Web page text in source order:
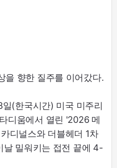
을 향한 질주를 이어갔다.
(한국시간) 미국 미주리
디움에서 열린 '2026 메
디널스와 더블헤더 1차
날 밀워키는 접전 끝에 4-